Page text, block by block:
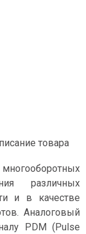
товара
различных
и в качестве
Аналоговый
PDM (Pulse